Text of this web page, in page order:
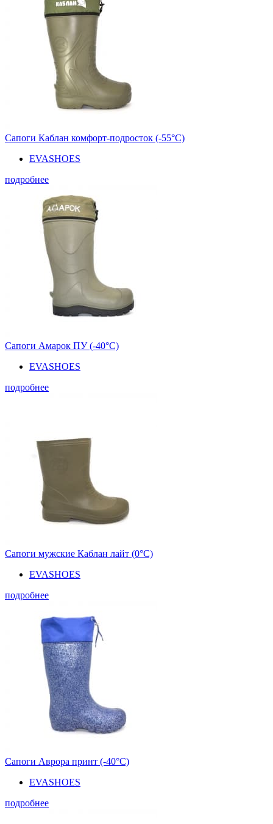
Сапоги Каблан комфорт-подросток (-55°С)
EVASHOES
подробнее
Сапоги Амарок ПУ (-40°С)
EVASHOES
подробнее
Сапоги мужские Каблан лайт (0°С)
EVASHOES
подробнее
Сапоги Аврора принт (-40°С)
EVASHOES
подробнее